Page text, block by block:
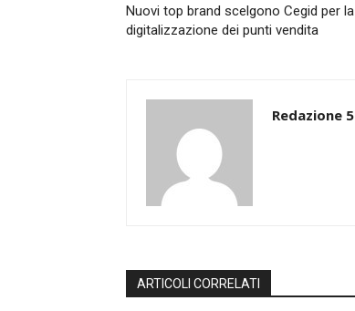
Nuovi top brand scelgono Cegid per la
digitalizzazione dei punti vendita
Redazione 5
ARTICOLI CORRELATI